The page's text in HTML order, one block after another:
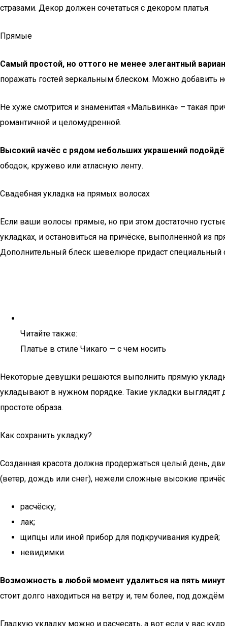
стразами. Декор должен сочетаться с декором платья.
Прямые
Самый простой, но оттого не менее элегантный
поражать гостей зеркальным блеском. Можно добавить
Не хуже смотрится и знаменитая «Мальвинка» – такая
романтичной и целомудренной.
Высокий начёс с рядом небольших украшений
ободок, кружево или атласную ленту.
Свадебная укладка на прямых волосах
Если ваши волосы прямые, но при этом достаточно
укладках, и остановиться на причёске, выполненной из
Дополнительный блеск шевелюре придаст специальный
Читайте также:
Платье в стиле Чикаго — с чем носить
Некоторые девушки решаются выполнить прямую
укладывают в нужном порядке. Такие укладки выглядят
простоте образа.
Как сохранить укладку?
Созданная красота должна продержаться целый день,
(ветер, дождь или снег), нежели сложные высокие
расчёску;
лак;
щипцы или иной прибор для подкручивания кудрей;
невидимки.
Возможность в любой момент удалиться на пять
стоит долго находиться на ветру и, тем более, под
Гладкую укладку можно и расчесать, а вот если у вас